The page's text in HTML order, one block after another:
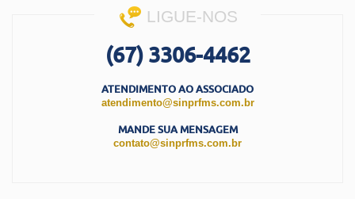
LIGUE-NOS
(67) 3306-4462
ATENDIMENTO AO ASSOCIADO
atendimento@sinprfms.com.br
MANDE SUA MENSAGEM
contato@sinprfms.com.br